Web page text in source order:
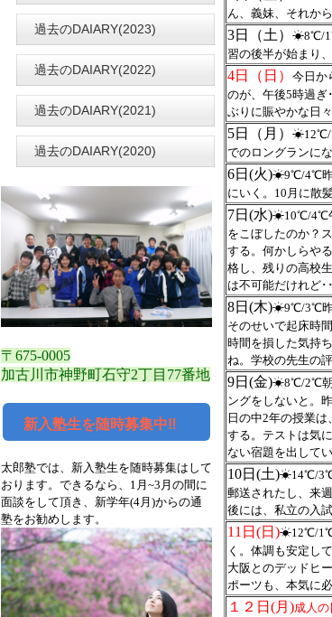
過去のDAIARY(2023)
過去のDAIARY(2022)
過去のDAIARY(2021)
過去のDAIARY(2020)
〒675-0005
加古川市神野町石守2丁目77番地
新入塾生を随時募集中‼
太郎塾では、新入塾生を随時募集はして
おります。できるなら、1月~3月の間に
面談をして頂き、新学年(4月)からの通
塾をお勧めします。
ん、義妹、それか
3日（土） ☀8℃/1℃
習の後半が始まり
4日（日） 今日か
のが、午後5時過ぎ
ぶりに賑やかな日
5日（月） ☀12℃/
でのロングランにな
6日(火)☀9℃/4℃昨
にいく。10月に散
7日(水)☀10℃/4℃午
をこぼしたのか？
する。何かしらや
格し、残りの高校
は不可能だけれど
8日(木)☀9℃/3℃昨
そのせいで起床時
時間を損した気持
ね。学校の先生の
9日(金)☀8℃/2℃朝
ングをしないと。
日の中2年の授業
する。テストは気
ない宿題を出して
10日(土)☀14℃/3℃
郵送されたし、来
後には、私立の入
11日(日)☀12℃/1℃
く。体調も安定し
大阪とのデッドヒ
ポーツも、本気に
１２日(月)成人の